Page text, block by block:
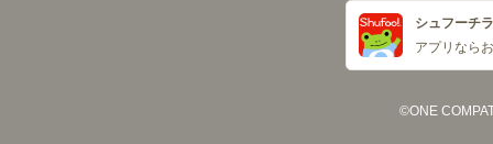
シュフーチ
アプリなら
©ONE